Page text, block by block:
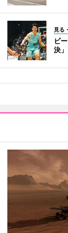
見る
ビ
決